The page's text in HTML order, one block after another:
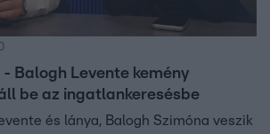
Balogh Levente kemény
be az ingatlankeresésbe
és lánya, Balogh Szimóna veszik